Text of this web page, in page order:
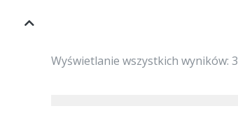
Wyświetlanie wszystkich wyników: 3